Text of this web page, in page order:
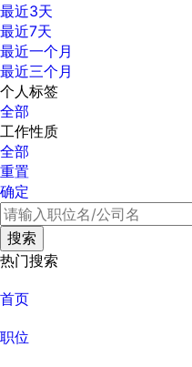
最近3天
最近7天
最近一个月
最近三个月
个人标签
全部
工作性质
全部
重置
确定
热门搜索
首页
职位